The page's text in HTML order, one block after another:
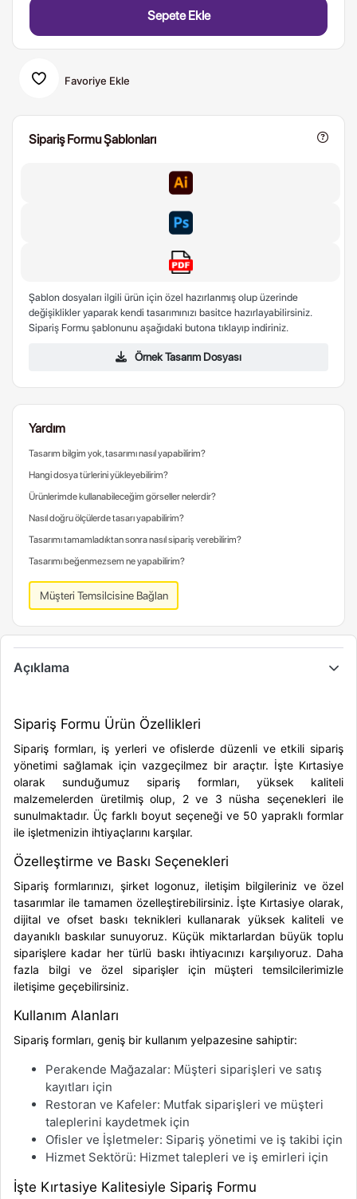
Sepete Ekle
Favoriye Ekle
Sipariş Formu Şablonları
Şablon dosyaları ilgili ürün için özel hazırlanmış olup üzerinde
değişiklikler yaparak kendi tasarımınızı basitce hazırlayabilirsiniz.
Sipariş Formu şablonunu aşağıdaki butona tıklayıp indiriniz.
Örnek Tasarım Dosyası
Yardım
Tasarım bilgim yok, tasarımı nasıl yapabilirim?
Hangi dosya türlerini yükleyebilirim?
Ürünlerimde kullanabileceğim görseller nelerdir?
Nasıl doğru ölçülerde tasarı yapabilirim?
Tasarımı tamamladıktan sonra nasıl sipariş verebilirim?
Tasarımı beğenmezsem ne yapabilirim?
Müşteri Temsilcisine Bağlan
Açıklama
Sipariş Formu Ürün Özellikleri
Sipariş formları, iş yerleri ve ofislerde düzenli ve etkili sipariş
yönetimi sağlamak için vazgeçilmez bir araçtır. İşte Kırtasiye
olarak sunduğumuz sipariş formları, yüksek kaliteli
malzemelerden üretilmiş olup, 2 ve 3 nüsha seçenekleri ile
sunulmaktadır. Üç farklı boyut seçeneği ve 50 yapraklı formlar
ile işletmenizin ihtiyaçlarını karşılar.
Özelleştirme ve Baskı Seçenekleri
Sipariş formlarınızı, şirket logonuz, iletişim bilgileriniz ve özel
tasarımlar ile tamamen özelleştirebilirsiniz. İşte Kırtasiye olarak,
dijital ve ofset baskı teknikleri kullanarak yüksek kaliteli ve
dayanıklı baskılar sunuyoruz. Küçük miktarlardan büyük toplu
siparişlere kadar her türlü baskı ihtiyacınızı karşılıyoruz. Daha
fazla bilgi ve özel siparişler için müşteri temsilcilerimizle
iletişime geçebilirsiniz.
Kullanım Alanları
Sipariş formları, geniş bir kullanım yelpazesine sahiptir:
Perakende Mağazalar: Müşteri siparişleri ve satış
kayıtları için
Restoran ve Kafeler: Mutfak siparişleri ve müşteri
taleplerini kaydetmek için
Ofisler ve İşletmeler: Sipariş yönetimi ve iş takibi için
Hizmet Sektörü: Hizmet talepleri ve iş emirleri için
İşte Kırtasiye Kalitesiyle Sipariş Formu